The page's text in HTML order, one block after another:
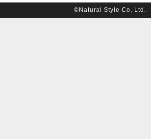
©Natural Style Co, Ltd.